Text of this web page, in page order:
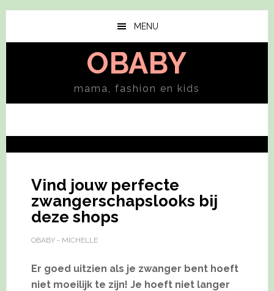
Skip
main
Skip
primary
MENU
OBABY
mama, fashion en kids
Vind jouw perfecte
zwangerschapslooks bij
deze shops
OBABY - MICHELLE
Er goed uitzien als je zwanger bent hoeft
niet moeilijk te zijn! Je hoeft niet langer